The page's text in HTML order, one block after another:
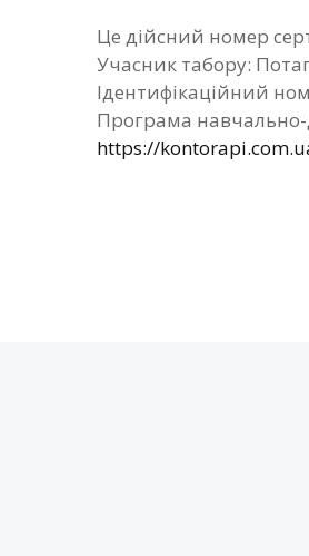
Це дійсний номер
Учасник табору:
Ідентифікаційний
Програма
https://